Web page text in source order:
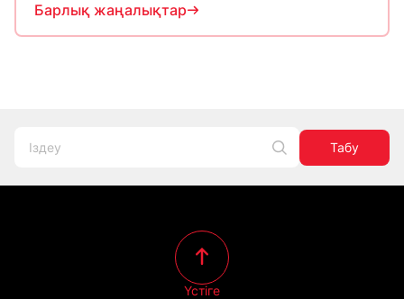
Барлық жаңалықтар
Табу
Үстіге